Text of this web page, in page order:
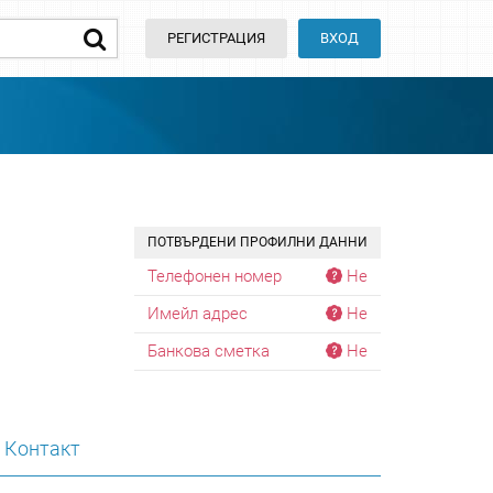
РЕГИСТРАЦИЯ ВХОД
ПОТВЪРДЕНИ ПРОФИЛНИ ДАННИ
Телефонен номер
Не
Имейл адрес
Не
Банкова сметка
Не
Контакт